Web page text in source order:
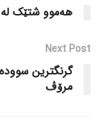
هەموو شتێک لە
Next Post
گرنگترین
مرۆڤ